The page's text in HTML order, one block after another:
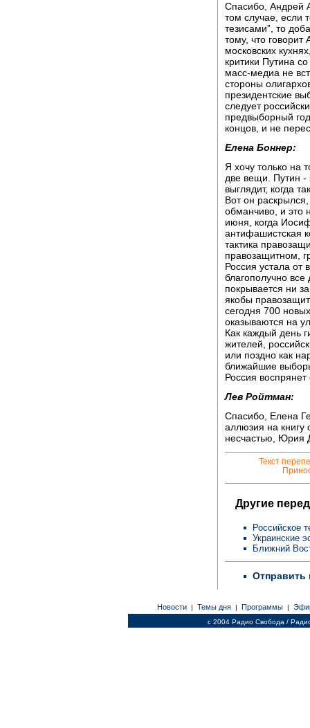
Спасибо, Андрей
том случае, если
тезисами”, то
тому, что
московских
критики Путина
масс-медиа не
стороны
президентские
следует
предвыборный
концов, и не
Елена Боннер:
Я хочу только на
две вещи. Путин -
выглядит, когда
Вот он
обманчиво, и это
июня, когда
антифашистская
тактика
правозащитном,
Россия устала от
благополучно
покрывается ни
якобы
сегодня 700
оказываются на
Как каждый день
жителей,
или поздно как
ближайшие
Россия воспрянет
Лев Ройтман:
Спасибо, Елена
аллюзия на книгу
несчастью, Юрия
Текст
Другие
Российское
Украинские
Ближний
Отправить
Новости | Темы дня | Программы |
c 2004 Радио Свобода /